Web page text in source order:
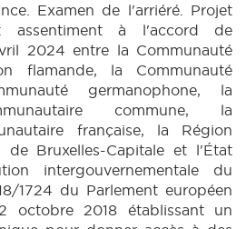
Examen de l'arriéré. Projet
assentiment à l'accord de
2024 entre la Communauté
flamande, la Communauté
germanophone, la
commune, la
française, la Région
de Bruxelles-Capitale et l'État
intergouvernementale du
1724 du Parlement européen
2018 établissant un